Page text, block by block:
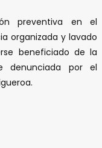
preventiva en el
organizada y lavado
beneficiado de la
denunciada por el